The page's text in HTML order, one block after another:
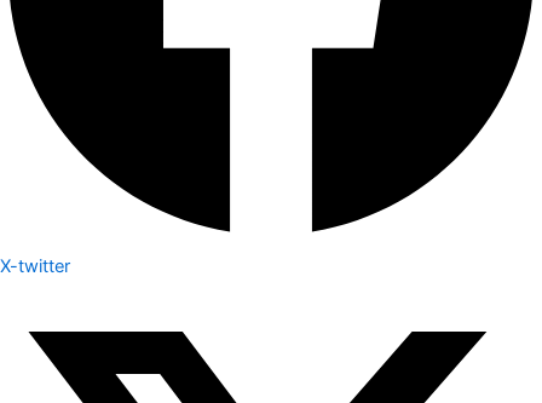
X-twitter